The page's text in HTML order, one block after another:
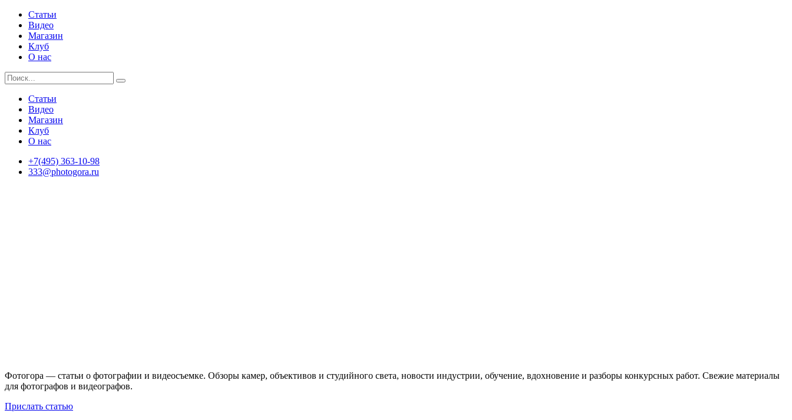
Статьи
Видео
Магазин
Клуб
О нас
Статьи
Видео
Магазин
Клуб
О нас
+7(495) 363-10-98
333@photogora.ru
Фотогора — статьи о фотографии и видеосъемке. Обзоры камер, объективов и студийного света, новости индустрии, обучение, вдохновение и разборы конкурсных работ. Свежие материалы
для фотографов и видеографов.
Прислать статью